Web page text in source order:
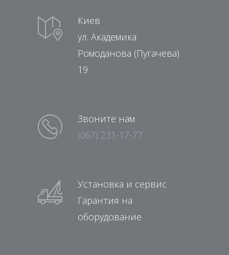
Киев
ул. Академика
Ромоданова (Пугачева)
19
Звоните нам
(067) 231-17-77
Установка и сервис
Гарантия на
оборудование